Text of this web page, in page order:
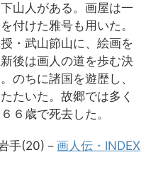
山人がある。画屋は一
付けた雅号も用いた。
・武山節山に、絵画を
後は画人の道を歩む決
のちに諸国を遊歴し、
たいた。故郷では多く
６歳で死去した。
手(20)－ 画人伝・INDEX